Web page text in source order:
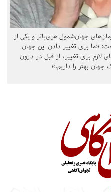
جهان‌شمول هری‌پاتر و یکی از
«ما برای تغییر دادن این جهان
لازم برای تغییر، از قبل در درون
جهان بهتر را داریم.»